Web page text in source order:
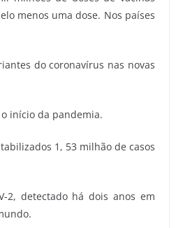
menos uma dose. Nos países
do coronavírus nas novas
início da pandemia.
1, 53 milhão de casos
2, detectado há dois anos em